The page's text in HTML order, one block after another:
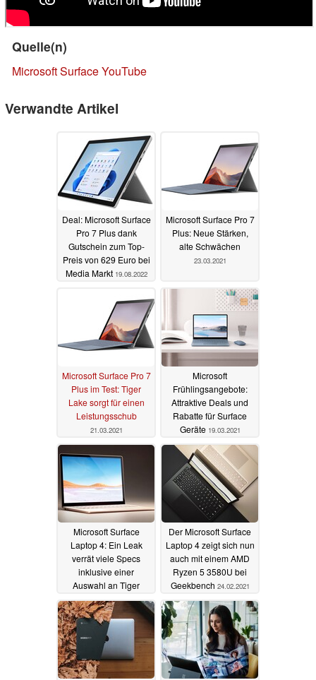
Quelle(n)
Microsoft Surface YouTube
Verwandte Artikel
Deal: Microsoft Surface
Pro 7 Plus dank
Gutschein zum Top-
Preis von 629 Euro bei
Media Markt 19.08.2022
Microsoft Surface Pro 7
Plus: Neue Stärken,
alte Schwächen
23.03.2021
Microsoft Surface Pro 7
Plus im Test: Tiger
Lake sorgt für einen
Leistungsschub
21.03.2021
Microsoft
Frühlingsangebote:
Attraktive Deals und
Rabatte für Surface
Geräte 19.03.2021
Microsoft Surface
Laptop 4: Ein Leak
verrät viele Specs
inklusive einer
Auswahl an Tiger
Lake- und AMD Ryzen-
CPUs08.03.2021
Der Microsoft Surface
Laptop 4 zeigt sich nun
auch mit einem AMD
Ryzen 5 3580U bei
Geekbench 24.02.2021